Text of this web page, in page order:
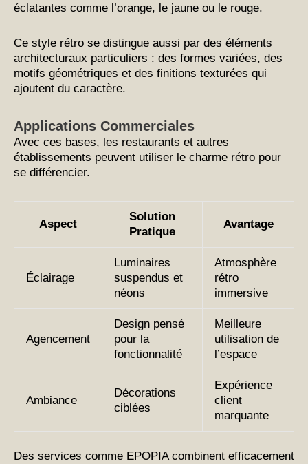
éclatantes comme l’orange, le jaune ou le rouge.
Ce style rétro se distingue aussi par des éléments
architecturaux particuliers : des formes variées, des
motifs géométriques et des finitions texturées qui
ajoutent du caractère.
Applications Commerciales
Avec ces bases, les restaurants et autres
établissements peuvent utiliser le charme rétro pour
se différencier.
Aspect
Solution
Pratique
Avantage
Éclairage
Luminaires
suspendus et
néons
Atmosphère
rétro
immersive
Agencement
Design pensé
pour la
fonctionnalité
Meilleure
utilisation de
l’espace
Ambiance
Décorations
ciblées
Expérience
client
marquante
Des services comme EPOPIA combinent efficacement